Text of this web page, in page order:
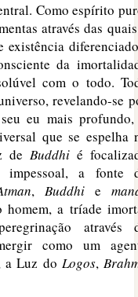
Como espírito
através das
da
com o todo.
revelando-se
eu mais
que se espelha
deBuddhi é
a fonte
, Buddhi e
homem, a tríade
através
como um
a Luz do Logos,